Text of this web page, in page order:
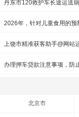
丹东市120救护车长途运送
2026年，针对儿童食用的预
上饶市精准获客助手@网站
办理押车贷款注意事项，防
北京市